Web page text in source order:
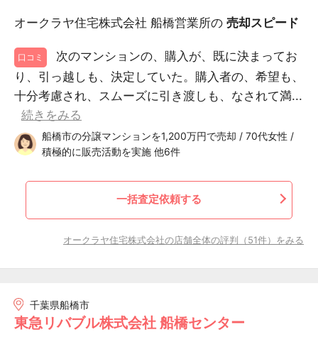
オークラヤ住宅株式会社 船橋営業所の 売却スピード
口コミ
次のマンションの、購入が、既に決まってお
り、引っ越しも、決定していた。購入者の、希望も、
十分考慮され、スムーズに引き渡しも、なされて満...
続きをみる
船橋市の分譲マンションを1,200万円で売却 / 70代女性 /
積極的に販売活動を実施 他6件
一括査定依頼する
オークラヤ住宅株式会社の店舗全体の評判（51件）をみる
千葉県船橋市
東急リバブル株式会社 船橋センター